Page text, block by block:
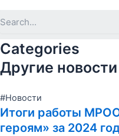
Categories
Другие новости
#Новости
Итоги работы
героям» за 2024